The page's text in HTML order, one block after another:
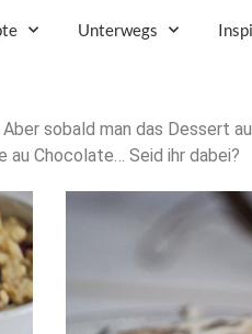
Unterwegs
sobald man das Dessert
au Chocolate… Seid ihr dabei?